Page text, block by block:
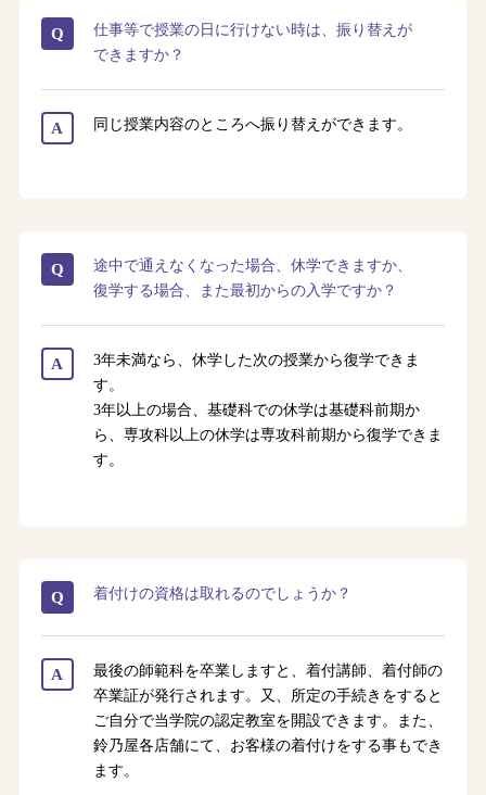
Q
仕事等で授業の日に行けない時は、振り替えが
できますか？
A 同じ授業内容のところへ振り替えができます。
Q
途中で通えなくなった場合、休学できますか、
復学する場合、また最初からの入学ですか？
A
3年未満なら、休学した次の授業から復学できま
す。
3年以上の場合、基礎科での休学は基礎科前期か
ら、専攻科以上の休学は専攻科前期から復学できま
す。
Q 着付けの資格は取れるのでしょうか？
A
最後の師範科を卒業しますと、着付講師、着付師の
卒業証が発行されます。又、所定の手続きをすると
ご自分で当学院の認定教室を開設できます。また、
鈴乃屋各店舗にて、お客様の着付けをする事もでき
ます。